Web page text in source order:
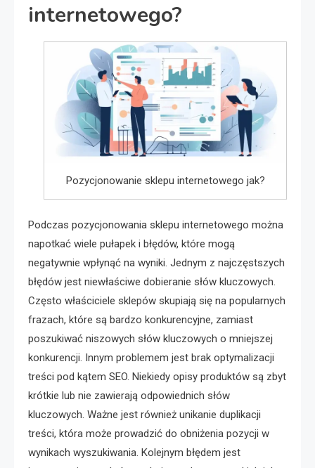
internetowego?
Pozycjonowanie sklepu internetowego jak?
Podczas pozycjonowania sklepu internetowego można
napotkać wiele pułapek i błędów, które mogą
negatywnie wpłynąć na wyniki. Jednym z najczęstszych
błędów jest niewłaściwe dobieranie słów kluczowych.
Często właściciele sklepów skupiają się na popularnych
frazach, które są bardzo konkurencyjne, zamiast
poszukiwać niszowych słów kluczowych o mniejszej
konkurencji. Innym problemem jest brak optymalizacji
treści pod kątem SEO. Niekiedy opisy produktów są zbyt
krótkie lub nie zawierają odpowiednich słów
kluczowych. Ważne jest również unikanie duplikacji
treści, która może prowadzić do obniżenia pozycji w
wynikach wyszukiwania. Kolejnym błędem jest